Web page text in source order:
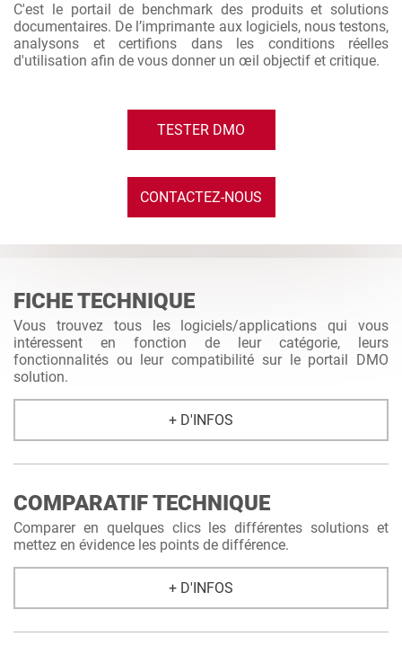
C'est le portail de benchmark des produits et solutions
documentaires. De l’imprimante aux logiciels, nous testons,
analysons et certifions dans les conditions réelles
d'utilisation afin de vous donner un œil objectif et critique.
TESTER DMO
CONTACTEZ-NOUS
FICHE TECHNIQUE
Vous trouvez tous les logiciels/applications qui vous
intéressent en fonction de leur catégorie, leurs
fonctionnalités ou leur compatibilité sur le portail DMO
solution.
+ D'INFOS
COMPARATIF TECHNIQUE
Comparer en quelques clics les différentes solutions et
mettez en évidence les points de différence.
+ D'INFOS